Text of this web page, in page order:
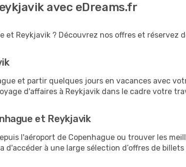
avec eDreams.fr
et Reykjavik ? Découvrez nos offres et
et partir quelques jours en vacances avec
d'affaires à Reykjavik dans le cadre votre
et Reykjavik
l'aéroport de Copenhague ou trouver les
à une large sélection d’offres de